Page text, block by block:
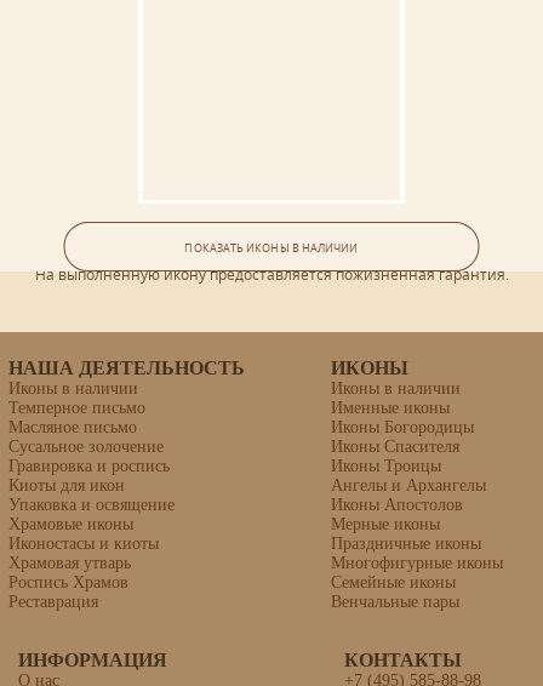
ГАРАНТИЯ
На выполненную икону предоставляется пожизненная гарантия.
Венчальная пара #15
Икона «Герасим преподобный»
ПОКАЗАТЬ ИКОНЫ В НАЛИЧИИ
НАША ДЕЯТЕЛЬНОСТЬ
Иконы в наличии
Темперное письмо
Масляное письмо
Сусальное золочение
Гравировка и роспись
Киоты для икон
Упаковка и освящение
Храмовые иконы
Иконостасы и киоты
Храмовая утварь
Роспись Храмов
Реставрация
ИКОНЫ
Иконы в наличии
Именные иконы
Иконы Богородицы
Иконы Спасителя
Иконы Троицы
Ангелы и Архангелы
Иконы Апостолов
Мерные иконы
Праздничные иконы
Многофигурные иконы
Семейные иконы
Венчальные пары
ИНФОРМАЦИЯ
О нас
КОНТАКТЫ
+7 (495) 585-88-98